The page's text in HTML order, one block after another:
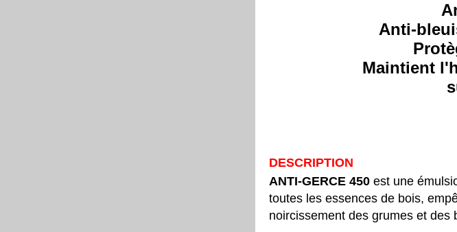
Anti-
Maintient
DESCRIPTION
ANTI-GERCE 450est une
toutes les essences de bois,
noircissement des grumes et des